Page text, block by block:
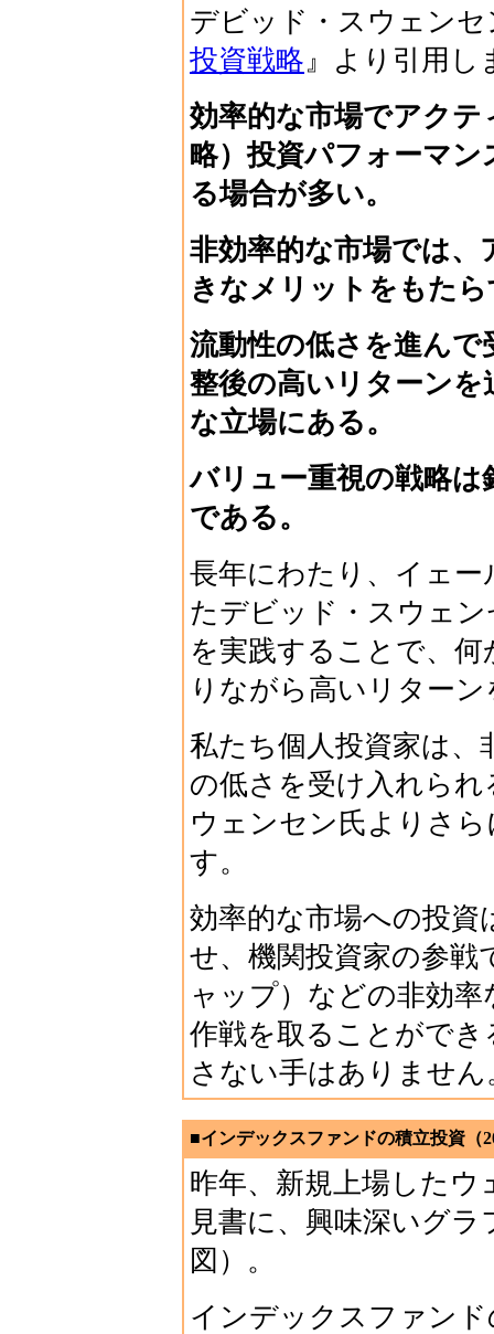
デビッド・スウェン
投資戦略』より引用し
効率的な市場でアク
略）投資パフォーマ
る場合が多い。
非効率的な市場では
きなメリットをもた
流動性の低さを進ん
整後の高いリターン
な立場にある。
バリュー重視の戦略は
である。
長年にわたり、イェ
たデビッド・スウェ
を実践することで、
りながら高いリター
私たち個人投資家は、
の低さを受け入れら
ウェンセン氏よりさ
す。
効率的な市場への投
せ、機関投資家の参戦
ャップ）などの非効
作戦を取ることがで
さない手はありません
■インデックスファンドの積立投資（
昨年、新規上場したウ
見書に、興味深いグ
図）。
インデックスファン